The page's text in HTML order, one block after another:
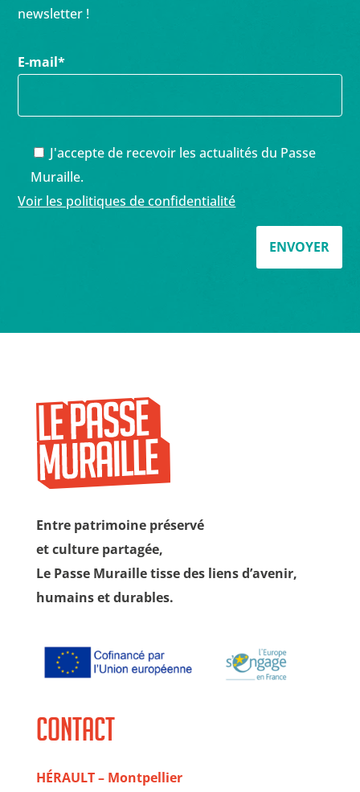
newsletter !
E-mail*
J'accepte de recevoir les actualités du Passe
Muraille.
Voir les politiques de confidentialité
ENVOYER
Entre patrimoine préservé
et culture partagée,
Le Passe Muraille tisse des liens d’avenir,
humains et durables.
Contact
HÉRAULT – Montpellier